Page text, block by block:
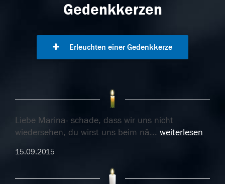
Gedenkkerzen
Erleuchten einer Gedenkkerze
Liebe Marina- schade, dass wir uns nicht
wiedersehen, du wirst uns beim nä... weiterlesen
15.09.2015